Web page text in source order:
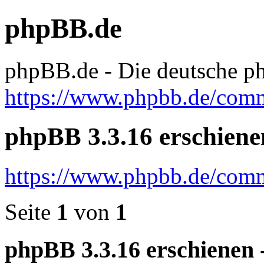
phpBB.de
phpBB.de - Die deutsche
https://www.phpbb.de/
phpBB 3.3.16
https://www.phpbb.de/
Seite 1 von 1
phpBB 3.3.16